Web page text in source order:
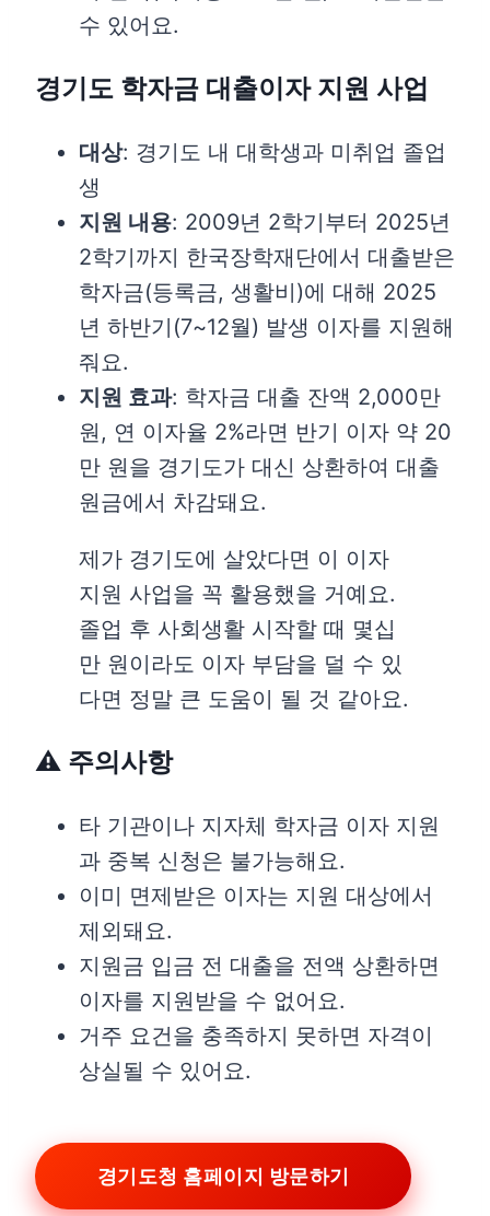
수 있어요.
경기도 학자금 대출이자 지원 사업
대상: 경기도 내 대학생과 미취업 졸업
생
지원 내용: 2009년 2학기부터 2025년
2학기까지 한국장학재단에서 대출받은
학자금(등록금, 생활비)에 대해 2025
년 하반기(7~12월) 발생 이자를 지원해
줘요.
지원 효과: 학자금 대출 잔액 2,000만
원, 연 이자율 2%라면 반기 이자 약 20
만 원을 경기도가 대신 상환하여 대출
원금에서 차감돼요.
제가 경기도에 살았다면 이 이자
지원 사업을 꼭 활용했을 거예요.
졸업 후 사회생활 시작할 때 몇십
만 원이라도 이자 부담을 덜 수 있
다면 정말 큰 도움이 될 것 같아요.
⚠️ 주의사항
타 기관이나 지자체 학자금 이자 지원
과 중복 신청은 불가능해요.
이미 면제받은 이자는 지원 대상에서
제외돼요.
지원금 입금 전 대출을 전액 상환하면
이자를 지원받을 수 없어요.
거주 요건을 충족하지 못하면 자격이
상실될 수 있어요.
경기도청 홈페이지 방문하기